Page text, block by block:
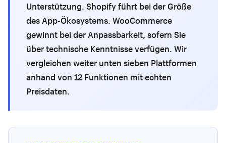
Unterstützung. Shopify führt bei der Größe
des App-Ökosystems. WooCommerce
gewinnt bei der Anpassbarkeit, sofern Sie
über technische Kenntnisse verfügen. Wir
vergleichen weiter unten sieben Plattformen
anhand von 12 Funktionen mit echten
Preisdaten.